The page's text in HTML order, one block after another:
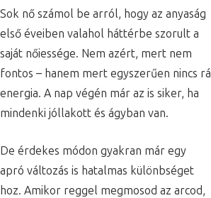
Sok nő számol be arról, hogy az anyaság
első éveiben valahol háttérbe szorult a
saját nőiessége. Nem azért, mert nem
fontos – hanem mert egyszerűen nincs rá
energia. A nap végén már az is siker, ha
mindenki jóllakott és ágyban van.
De érdekes módon gyakran már egy
apró változás is hatalmas különbséget
hoz. Amikor reggel megmosod az arcod,